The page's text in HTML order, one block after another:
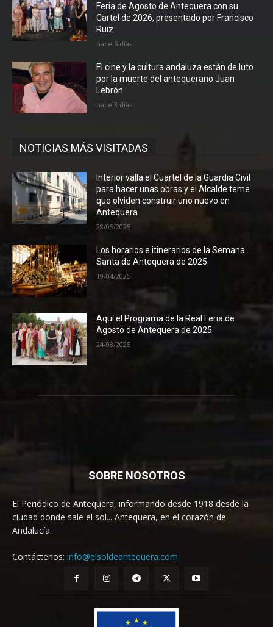
Feria de Agosto de Antequera con su
Cartel de 2026, presentado por Francisco
Ruiz
hace 6 días
El cine y la cultura andaluza están de luto
por la muerte del antequerano Juan
Lebrón
hace 3 días
NOTICIAS MÁS VISITADAS
Interior valla el Cuartel de la Guardia Civil
para hacer unas obras y el Alcalde teme
que olviden construir uno nuevo en
Antequera
28/05/2025
Los horarios e itinerarios de la Semana
Santa de Antequera de 2025
19/04/2025
Aquí el Programa de la Real Feria de
Agosto de Antequera de 2025
24/08/2025
SOBRE NOSOTROS
El Periódico de Antequera, informando desde 1918 desde la
ciudad donde sale el sol... Antequera, en el corazón de
Andalucía.
Contáctenos: info@elsoldeantequera.com